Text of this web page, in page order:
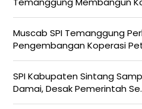
Muscab SPI Temanggung
Pengembangan Koperasi
SPI Kabupaten Sintang
Damai, Desak Pemerintah